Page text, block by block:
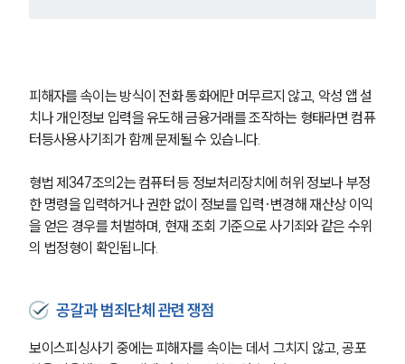
피해자를 속이는 방식이 전화 통화에만 머무르지 않고, 악성 앱 설
치나 개인정보 입력을 유도해 금융거래를 조작하는 형태라면 컴퓨
터등사용사기죄가 함께 문제될 수 있습니다.
형법 제347조의2는 컴퓨터 등 정보처리장치에 허위 정보나 부정
한 명령을 입력하거나 권한 없이 정보를 입력·변경해 재산상 이익
을 얻은 경우를 처벌하며, 현재 조회 기준으로 사기죄와 같은 수위
의 법정형이 확인됩니다.
공갈과 범죄단체 관련 쟁점
보이스피싱사기 중에는 피해자를 속이는 데서 그치지 않고, 공포